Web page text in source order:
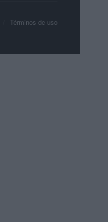
Términos de uso